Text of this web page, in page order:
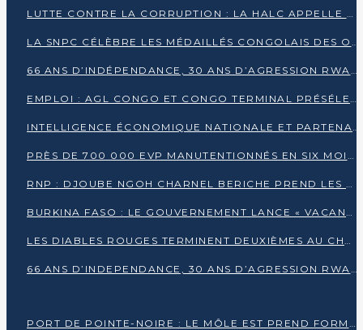
LUTTE CONTRE LA CORRUPTION : LA HALC APPELLE À PASSER DES DISCOURS AUX ACTES
LA SNPC CÉLÈBRE LES MÉDAILLÉS CONGOLAIS DES OLYMPIADES PANAFRICAINES DE MATHÉMATIQUES 2026
66 ANS D’INDÉPENDANCE, 30 ANS D’AGRESSION RWANDAISE : 4 PRÉSIDENCES, UN ÉCHEC COLLECTIF
EMPLOI : AGL CONGO ET CONGO TERMINAL PRÉSÉLECTIONNENT PLUS DE 70 JEUNES À POINTE-NOIRE
INTELLIGENCE ÉCONOMIQUE NATIONALE ET PARTENARIATS INTERNATIONAUX : VERS UNE DOCTRINE SOUVERAINE DE SÉCURITÉ ÉCONOMIQUE
PRÈS DE 700 000 EVP MANUTENTIONNÉS EN SIX MOIS PAR CONGO TERMINAL
RNP : DJOUBE NGOH CHARNEL BERICHE PREND LES RÊNES DU PARTI
BURKINA FASO : LE GOUVERNEMENT LANCE « VACANCES UTILES 2026 » POUR FORMER LES ÉLÈVES À 15 MÉTIERS
LES DIABLES ROUGES TERMINENT DEUXIÈMES AU CHAMPIONNAT D’AFRIQUE ZONE 3
66 ANS D’INDEPENDANCE, 30 ANS D’AGRESSION RWAN DAISE : 4 PRESIDENCES, UN ECHEC COLLECTIF
PORT DE POINTE-NOIRE : LE MÔLE EST PREND FORME ET VISE LES GÉANTS DES MERS